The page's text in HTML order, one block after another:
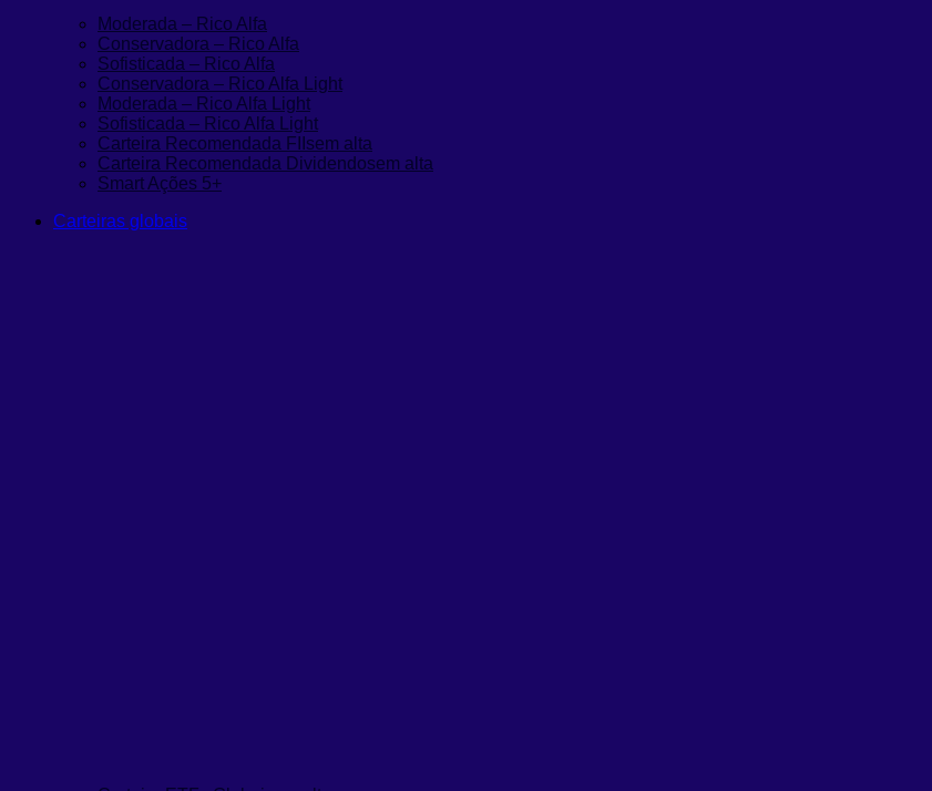
Moderada – Rico Alfa
Conservadora – Rico Alfa
Sofisticada – Rico Alfa
Conservadora – Rico Alfa Light
Moderada – Rico Alfa Light
Sofisticada – Rico Alfa Light
Carteira Recomendada FIIsem alta
Carteira Recomendada Dividendosem alta
Smart Ações 5+
Carteiras globais